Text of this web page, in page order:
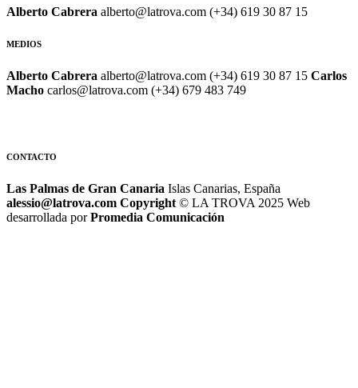
Alberto Cabrera alberto@latrova.com (+34) 619 30 87 15
MEDIOS
Alberto Cabrera alberto@latrova.com (+34) 619 30 87 15 Carlos
Macho carlos@latrova.com (+34) 679 483 749
CONTACTO
Las Palmas de Gran Canaria Islas Canarias, España
alessio@latrova.com Copyright © LA TROVA 2025 Web
desarrollada porPromedia Comunicación